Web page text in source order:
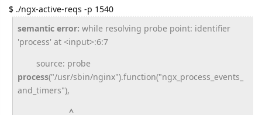
$ ./ngx-active-reqs -p 1540
semantic error: while resolving probe point: identifier
'process' at <input>:6:7
source: probe
process("/usr/sbin/nginx").function("ngx_process_events_
and_timers"),
^